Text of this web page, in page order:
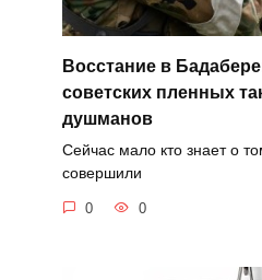
Восстание в
советских пленных
душманов
Сейчас мало кто знает о
совершили
0 0